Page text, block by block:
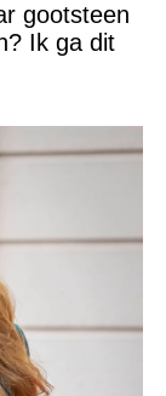
gootsteen
Ik ga dit